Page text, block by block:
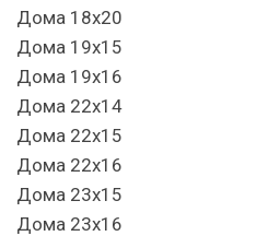
Дома 18х20
Дома 19х15
Дома 19х16
Дома 22х14
Дома 22х15
Дома 22х16
Дома 23х15
Дома 23х16